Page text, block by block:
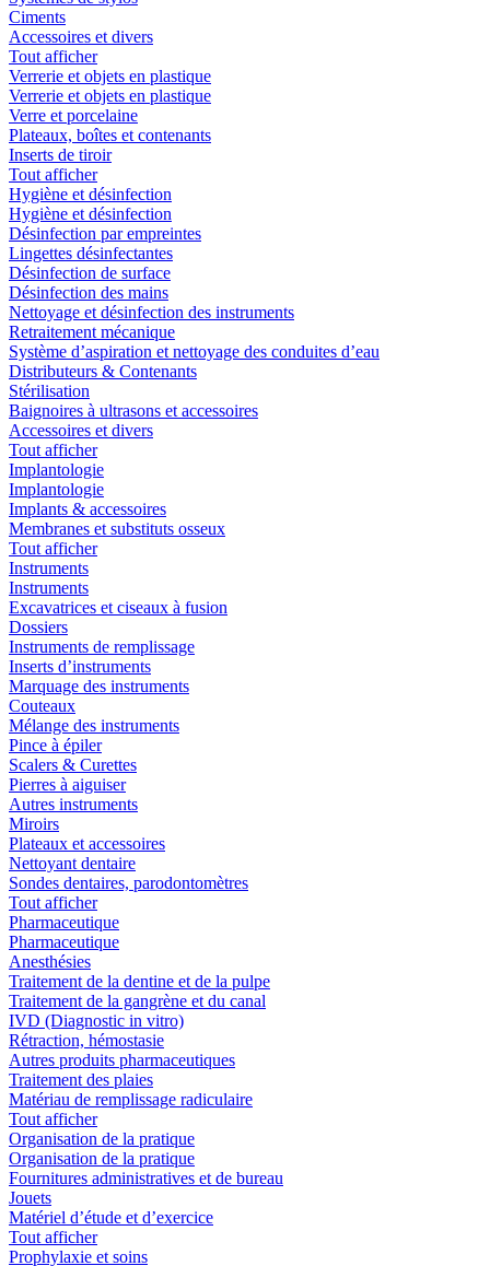
Ciments
Accessoires et divers
Tout afficher
Verrerie et objets en plastique
Verrerie et objets en plastique
Verre et porcelaine
Plateaux, boîtes et contenants
Inserts de tiroir
Tout afficher
Hygiène et désinfection
Hygiène et désinfection
Désinfection par empreintes
Lingettes désinfectantes
Désinfection de surface
Désinfection des mains
Nettoyage et désinfection des instruments
Retraitement mécanique
Système d’aspiration et nettoyage des conduites d’eau
Distributeurs & Contenants
Stérilisation
Baignoires à ultrasons et accessoires
Accessoires et divers
Tout afficher
Implantologie
Implantologie
Implants & accessoires
Membranes et substituts osseux
Tout afficher
Instruments
Instruments
Excavatrices et ciseaux à fusion
Dossiers
Instruments de remplissage
Inserts d’instruments
Marquage des instruments
Couteaux
Mélange des instruments
Pince à épiler
Scalers & Curettes
Pierres à aiguiser
Autres instruments
Miroirs
Plateaux et accessoires
Nettoyant dentaire
Sondes dentaires, parodontomètres
Tout afficher
Pharmaceutique
Pharmaceutique
Anesthésies
Traitement de la dentine et de la pulpe
Traitement de la gangrène et du canal
IVD (Diagnostic in vitro)
Rétraction, hémostasie
Autres produits pharmaceutiques
Traitement des plaies
Matériau de remplissage radiculaire
Tout afficher
Organisation de la pratique
Organisation de la pratique
Fournitures administratives et de bureau
Jouets
Matériel d’étude et d’exercice
Tout afficher
Prophylaxie et soins